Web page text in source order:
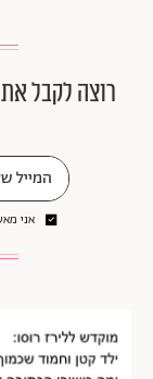
רוצה לקבל את
אני